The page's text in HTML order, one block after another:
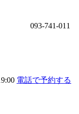
093-741-011
電話で予約する